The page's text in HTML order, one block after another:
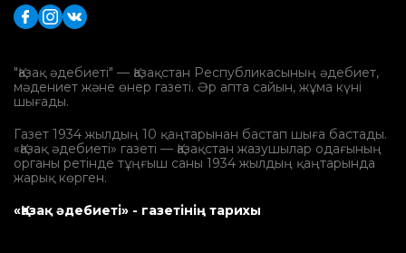
"Қазақ әдебиеті" — Қазақстан Республикасының әдебиет,
мәдениет және өнер газеті. Әр апта сайын, жұма күні
шығады.
Газет 1934 жылдың 10 қаңтарынан бастап шыға бастады.
«Қазақ әдебиеті» газеті — Қазақстан жазушылар одағының
органы ретінде тұңғыш саны 1934 жылдың қаңтарында
жарық көрген.
«Қазақ әдебиеті» - газетінің тарихы